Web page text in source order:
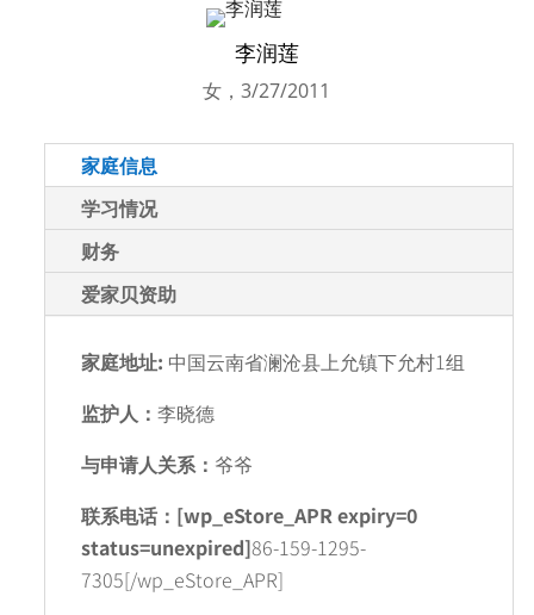
李润莲
女，3/27/2011
家庭信息
学习情况
财务
爱家贝资助
家庭地址: 中国云南省澜沧县上允镇下允村1组
监护人： 李晓德
与申请人关系： 爷爷
联系电话：[wp_eStore_APR expiry=0
status=unexpired]86-159-1295-
7305[/wp_eStore_APR]